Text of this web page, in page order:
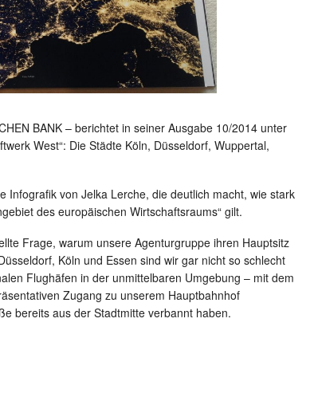
BANK – berichtet in seiner Ausgabe 10/2014 unter
West“: Die Städte Köln, Düsseldorf, Wuppertal,
Infografik von Jelka Lerche, die deutlich macht, wie stark
des europäischen Wirtschaftsraums“ gilt.
Frage, warum unsere Agenturgruppe ihren Hauptsitz
Köln und Essen sind wir gar nicht so schlecht
Flughäfen in der unmittelbaren Umgebung – mit dem
Zugang zu unserem Hauptbahnhof
bereits aus der Stadtmitte verbannt haben.